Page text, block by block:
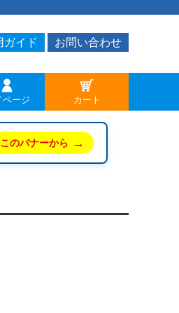
ガイド お問い合わせ
ページ カート
のバナーから →